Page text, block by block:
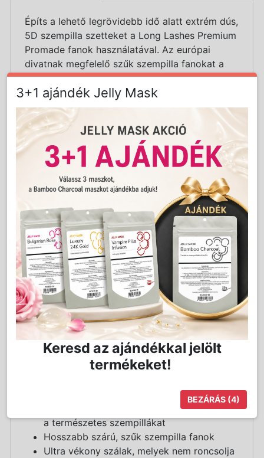
Építs a lehető legrövidebb idő alatt extrém dús,
5D szempilla szetteket a Long Lashes Premium
Promade fanok használatával. Az európai
divatnak megfelelő szűk szempilla fanokat a
legmodernebb és legkíméletesebb
hőillesztéses technikával alakítottuk ki, ezáltal
nem nehezíti extra ragasztó mennyiség azokat.
Illeszd a már előre elkészített volume fanokat a
természetes pillaszálakra, alkoss egyedit és
spórolj meg rengeteg időt!
tulajdonságai:
Prémium minőségű szintetikus szálak,
félfényes bevonattal
Csúcsminőségű hőillesztéses technikával
készült
Könnyen levehető a ragasztócsíkról
Aluminium bevonatos ragasztócsík
1 tálca 600db szempilla fant tartalmaz
C,CC,D íveltségben elérhető
Az 5D szempilla fanok 0,05 diaméter
vastagságúak
Használatával az építési idő akár a felére is
csökkenthető
Ultra vékony szálak, melyek nem roncsolja
a természetes szempillákat
Hosszabb szárú, szűk szempilla fanok
Ultra vékony szálak, melyek nem roncsolja
3+1 ajándék Jelly Mask
Keresd az ajándékkal jelölt
termékeket!
BEZÁRÁS (3)